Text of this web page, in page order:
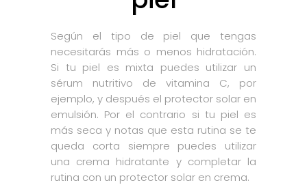
Según el tipo de piel que tengas
necesitarás más o menos hidratación.
Si tu piel es mixta puedes utilizar un
sérum nutritivo de vitamina C, por
ejemplo, y después el protector solar en
emulsión. Por el contrario si tu piel es
más seca y notas que esta rutina se te
queda corta siempre puedes utilizar
una crema hidratante y completar la
rutina con un protector solar en crema.